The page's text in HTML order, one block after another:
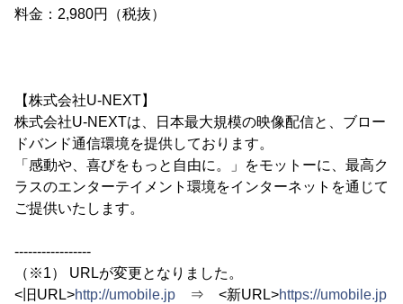
料金：2,980円（税抜）
【株式会社U-NEXT】
株式会社U-NEXTは、日本最大規模の映像配信と、ブロー
ドバンド通信環境を提供しております。
「感動や、喜びをもっと自由に。」をモットーに、最高ク
ラスのエンターテイメント環境をインターネットを通じて
ご提供いたします。
-----------------
（※1） URLが変更となりました。
<旧URL>http://umobile.jp ⇒ <新URL>https://umobile.jp